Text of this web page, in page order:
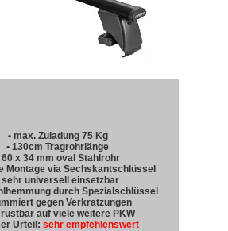
• max. Zuladung 75 Kg
• 130cm Tragrohrlänge
60 x 34 mm oval Stahlrohr
Montage via Sechskantschlüssel
sehr universell einsetzbar
durch Spezialschlüssel
gegen Verkratzungen
auf viele weitere PKW
Urteil: sehr empfehlenswert